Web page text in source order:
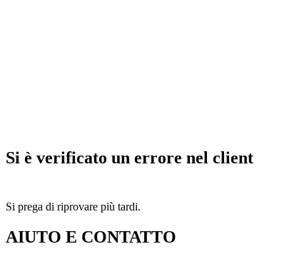
Si è verificato un errore nel client
Si prega di riprovare più tardi.
AIUTO E CONTATTO